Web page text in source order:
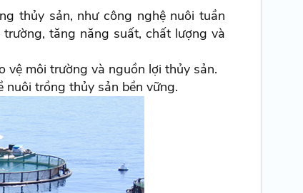
thủy sản, như công nghệ nuôi tuần
tăng năng suất, chất lượng và
vệ môi trường và nguồn lợi thủy sản.
nuôi trồng thủy sản bền vững.